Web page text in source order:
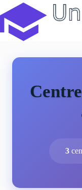
Passer
au
contenu
3